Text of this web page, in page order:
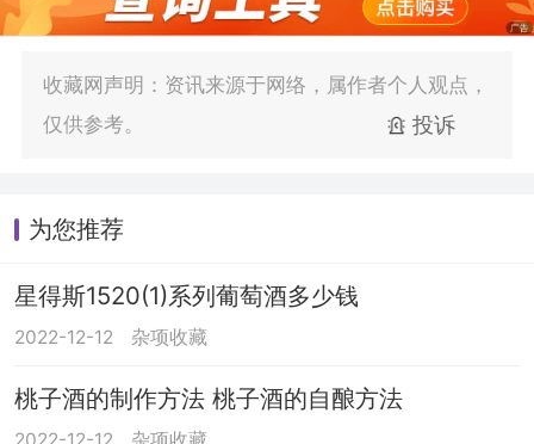
收藏网声明：资讯来源于网络，属作者个人观点，
仅供参考。
投诉
为您推荐
星得斯1520(1)系列葡萄酒多少钱
2022-12-12 杂项收藏
桃子酒的制作方法 桃子酒的自酿方法
2022-12-12 杂项收藏